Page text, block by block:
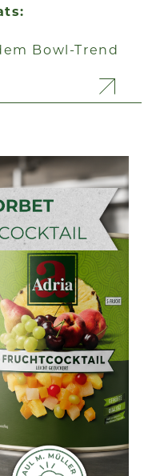
Bowl-Trend